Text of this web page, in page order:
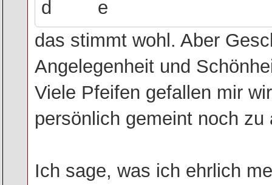
das stimmt wohl. Aber
Angelegenheit und
Viele Pfeifen gefallen mir
persönlich gemeint noch zu
Ich sage, was ich ehrlich